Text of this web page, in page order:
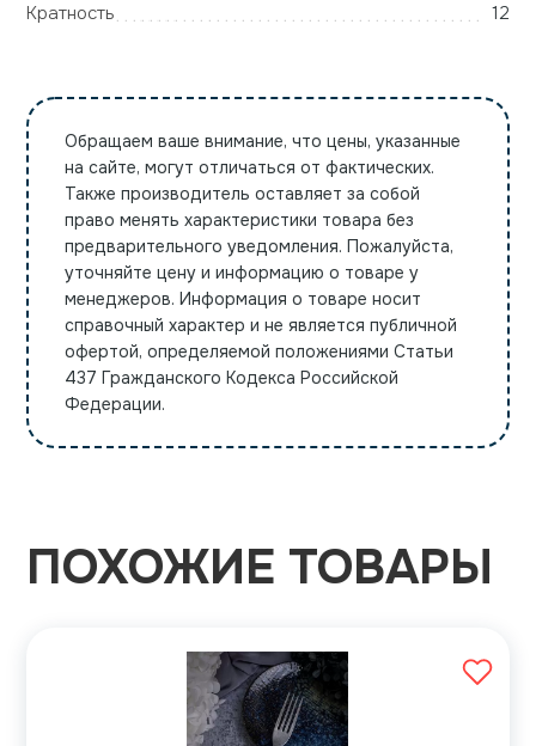
Кратность 12
Обращаем ваше внимание, что цены, указанные
на сайте, могут отличаться от фактических.
Также производитель оставляет за собой
право менять характеристики товара без
предварительного уведомления. Пожалуйста,
уточняйте цену и информацию о товаре у
менеджеров. Информация о товаре носит
справочный характер и не является публичной
офертой, определяемой положениями Статьи
437 Гражданского Кодекса Российской
Федерации.
ПОХОЖИЕ ТОВАРЫ